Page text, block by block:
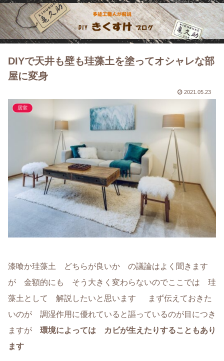
DIYで天井も壁も珪藻土を塗ってオシャレな部
屋に変身
2021.05.23
居室
漆喰か珪藻土 どちらが良いか の議論はよく聞きます
が 金額的にも そう大きく変わらないのでここでは 珪
藻土として 解説したいと思います まず伝えておきた
いのが 調湿作用に優れていると謳っているのが目につき
ますが 環境によっては カビが生えたりすることもあり
ます